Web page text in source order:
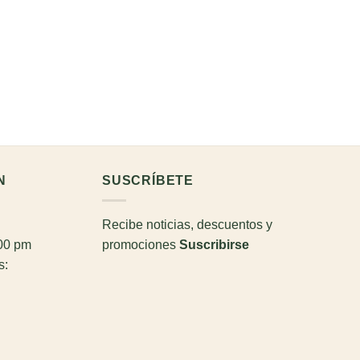
pm
SUSCRÍBETE
Recibe noticias, descuentos y
promociones Suscribirse